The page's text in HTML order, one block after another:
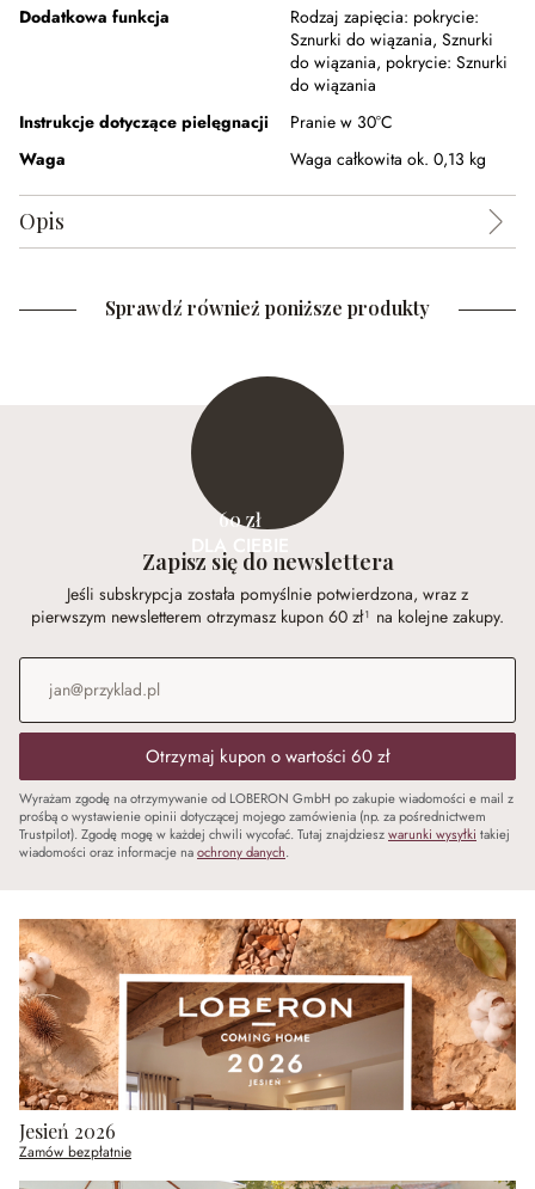
Dodatkowa funkcja
Rodzaj zapięcia: pokrycie:
Sznurki do wiązania, Sznurki
do wiązania, pokrycie: Sznurki
do wiązania
Instrukcje dotyczące pielęgnacji
Pranie w 30°C
Waga
Waga całkowita ok. 0,13 kg
Opis
Sprawdź również poniższe produkty
60 zł
DLA CIEBIE
Zapisz się do newslettera
Jeśli subskrypcja została pomyślnie potwierdzona, wraz z
pierwszym newsletterem otrzymasz kupon 60 zł¹ na kolejne zakupy.
Adres e-mail
Otrzymaj kupon o wartości 60 zł
Wyrażam zgodę na otrzymywanie od LOBERON GmbH po zakupie wiadomości e mail z
prośbą o wystawienie opinii dotyczącej mojego zamówienia (np. za pośrednictwem
Trustpilot). Zgodę mogę w każdej chwili wycofać. Tutaj znajdzieszwarunki wysyłki takiej
wiadomości oraz informacje naochrony danych.
Jesień 2026
Zamów bezpłatnie